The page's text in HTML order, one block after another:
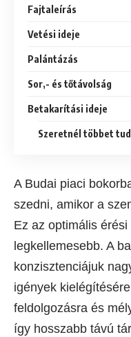
Fajtaleírás
Vetési ideje
Palántázás
Sor,- és tőtávolság
Betakarítási ideje
Szeretnél többet
A Budai piaci
szedni, amikor a
Ez az optimális
legkellemesebb. A
konzisztenciájuk
igények
feldolgozásra és
így hosszabb távú